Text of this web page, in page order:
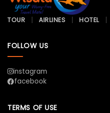
TOUR AIRLINES HOTEL
FOLLOW US
instagram
facebook
TERMS OF USE